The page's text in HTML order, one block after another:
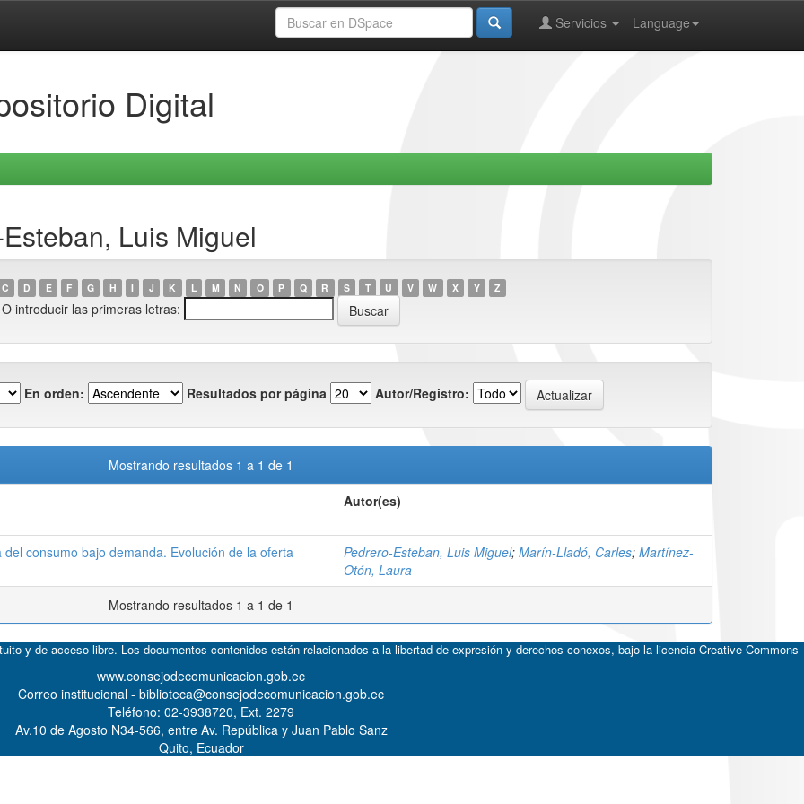
Language
Servicios
Digital
Luis Miguel
C D E F G H I J K L M N O P Q R S T U V W X Y Z
O introducir las primeras letras:
En orden: Resultados por página Autor/Registro:
Mostrando resultados 1 a 1 de 1
Autor(es)
consumo bajo demanda. Evolución de la oferta
Pedrero-Esteban, Luis Miguel; Marín-Lladó, Carles; Martínez-
Otón, Laura
Mostrando resultados 1 a 1 de 1
y de acceso libre. Los documentos contenidos están relacionados a la libertad de expresión y derechos conexos, bajo la licencia Creative Commons
www.consejodecomunicacion.gob.ec
Correo institucional - biblioteca@consejodecomunicacion.gob.ec
Teléfono: 02-3938720, Ext. 2279
Av.10 de Agosto N34-566, entre Av. República y Juan Pablo Sanz
Quito, Ecuador